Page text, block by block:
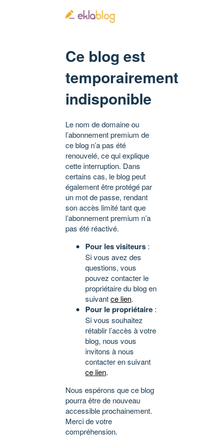
Ce blog est
temporairement
indisponible
Le nom de domaine ou
l’abonnement premium de
ce blog n’a pas été
renouvelé, ce qui explique
cette interruption. Dans
certains cas, le blog peut
également être protégé par
un mot de passe, rendant
son accès limité tant que
l’abonnement premium n’a
pas été réactivé.
Pour les visiteurs :
Si vous avez des
questions, vous
pouvez contacter le
propriétaire du blog en
suivantce lien.
Pour le propriétaire :
Si vous souhaitez
rétablir l’accès à votre
blog, nous vous
invitons à nous
contacter en suivant
ce lien.
Nous espérons que ce blog
pourra être de nouveau
accessible prochainement.
Merci de votre
compréhension.